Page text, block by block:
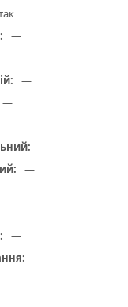
—
—
—
—
—
—
—
—